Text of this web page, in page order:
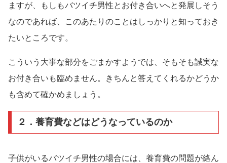
ますが、もしもバツイチ男性とお付き合いへと発展しそう
なのであれば、このあたりのことはしっかりと知っておき
たいところです。
こういう大事な部分をごまかすようでは、そもそも誠実な
お付き合いも臨めません。きちんと答えてくれるかどうか
も含めて確かめましょう。
２．養育費などはどうなっているのか
子供がいるバツイチ男性の場合には、養育費の問題が絡ん